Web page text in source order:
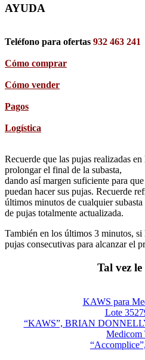
AYUDA
Teléfono para ofertas 932 463 241
Cómo comprar
Cómo vender
Pagos
Logística
Recuerde que las pujas realizadas
prolongar el final de la subasta,
dando así margen suficiente para
puedan hacer sus pujas. Recuerde
últimos minutos de cualquier
de pujas totalmente actualizada.
También en los últimos 3 minutos, si
pujas consecutivas para alcanzar el
Tal vez le
KAWS para
Lote
“KAWS”, BRIAN
Medicom